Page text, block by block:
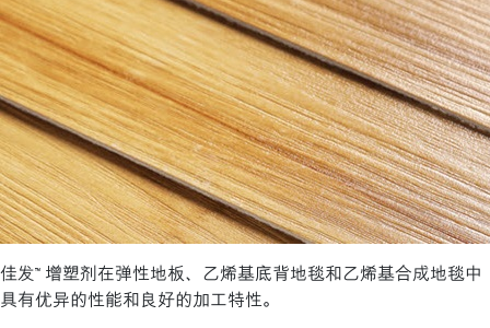
佳发™ 增塑剂在弹性地板、乙烯基底背地毯和乙烯基合成地毯中
具有优异的性能和良好的加工特性。